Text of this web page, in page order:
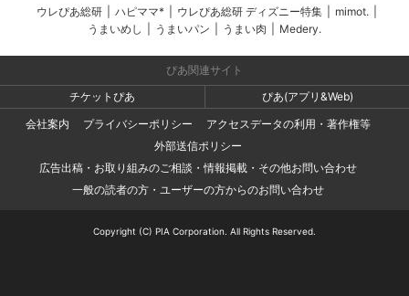
ウレぴあ総研 ハピママ* ウレぴあ総研 ディズニー特集 mimot.
うまいめし
うまいパン うまい肉 Medery.
ぴあ関連サイト
チケットぴあ
ぴあ(アプリ&Web)
会社案内
プライバシーポリシー
アクセスデータの利用・著作権等
外部送信ポリシー
広告出稿・お取り組みのご相談・情報掲載・その他お問い合わせ
一般の読者の方・ユーザーの方からのお問い合わせ
Copyright (C) PIA Corporation. All Rights Reserved.